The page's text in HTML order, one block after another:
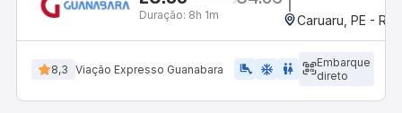
Duração: 8h 1m Caruaru, PE -
8,3 Viação Expresso Guanabara airline_seat_legroom_extra ac_unit wc
Embarque
direto